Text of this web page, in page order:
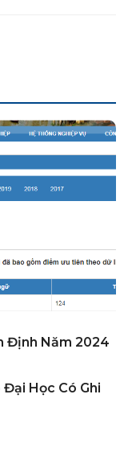
Định Năm 2024
Học Có Ghi